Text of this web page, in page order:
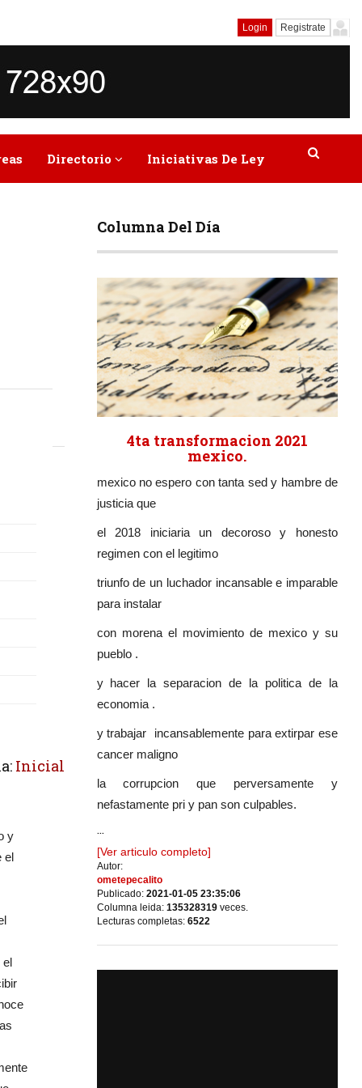
Login Registrate
Directorio Iniciativas De Ley
Inicial
y
el
el
Columna Del Día
4ta transformacion 2021
mexico.
mexico no espero con tanta sed y hambre de
justicia que
el 2018 iniciaria un decoroso y honesto
regimen con el legitimo
triunfo de un luchador incansable e imparable
para instalar
con morena el movimiento de mexico y su
pueblo .
y hacer la separacion de la politica de la
economia .
y trabajar incansablemente para extirpar ese
cancer maligno
la corrupcion que perversamente y
nefastamente pri y pan son culpables.
...
[Ver articulo completo]
Autor:
ometepecalito
Publicado: 2021-01-05 23:35:06
Columna leida: 135328319veces.
Lecturas completas: 6522